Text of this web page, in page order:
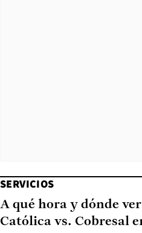
SERVICIOS
A qué hora y dónde
Católica vs. Cobresal